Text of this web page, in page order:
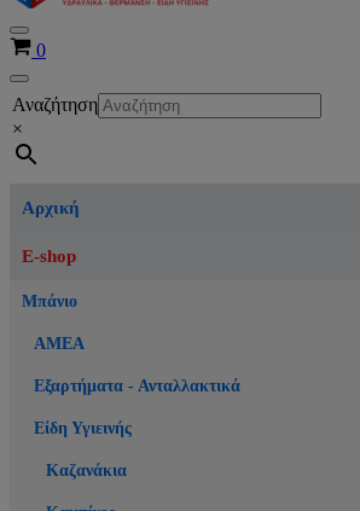
Μενού
πλοήγησης
Καλάθι
0
Μενού
πλοήγησης
Αναζήτηση
×
Αρχική
E-shop
Μπάνιο
ΑΜΕΑ
Εξαρτήματα - Ανταλλακτικά
Είδη Υγιεινής
Καζανάκια